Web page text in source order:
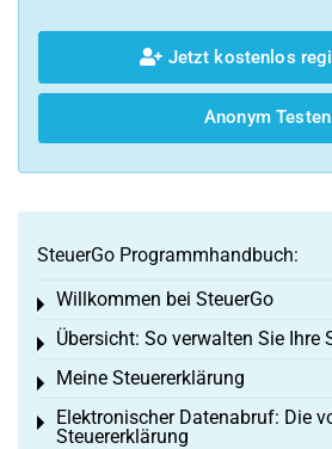
Jetzt kostenlos
Anonym Testen
SteuerGo Programmhandbuch:
Willkommen bei SteuerGo
Toggle menu
Übersicht: So verwalten Sie Ihre
Toggle menu
Meine Steuererklärung
Toggle menu
Elektronischer Datenabruf: Die
Steuererklärung
Toggle menu